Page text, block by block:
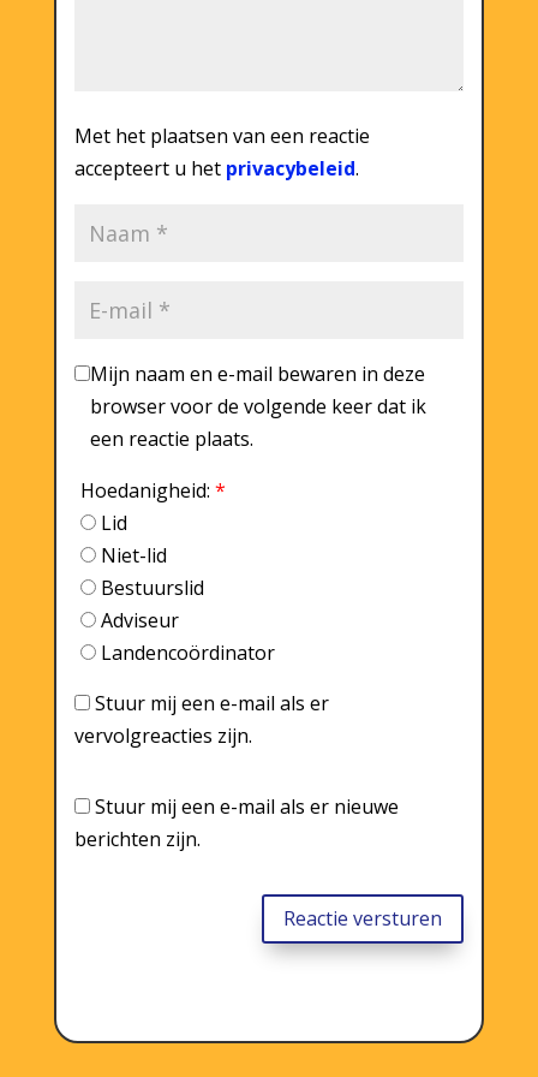
Met het plaatsen van een reactie
accepteert u het privacybeleid.
Mijn naam en e-mail bewaren in deze
browser voor de volgende keer dat ik
een reactie plaats.
Hoedanigheid: *
Lid
Niet-lid
Bestuurslid
Adviseur
Landencoördinator
Stuur mij een e-mail als er
vervolgreacties zijn.
Stuur mij een e-mail als er nieuwe
berichten zijn.
Reactie versturen